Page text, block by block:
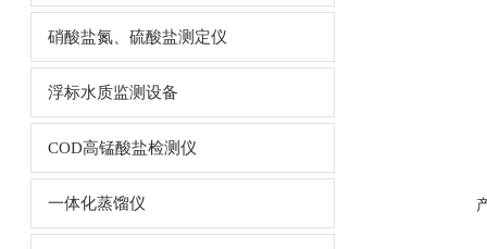
硝酸盐氮、硫酸盐测定仪
浮标水质监测设备
COD高锰酸盐检测仪
一体化蒸馏仪